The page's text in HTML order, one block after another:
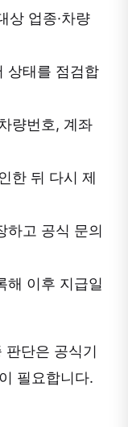
상 업종·차량
상태를 점검합
량번호, 계좌
한 뒤 다시 제
하고 공식 문의
해 이후 지급일
판단은 공식기
필요합니다.